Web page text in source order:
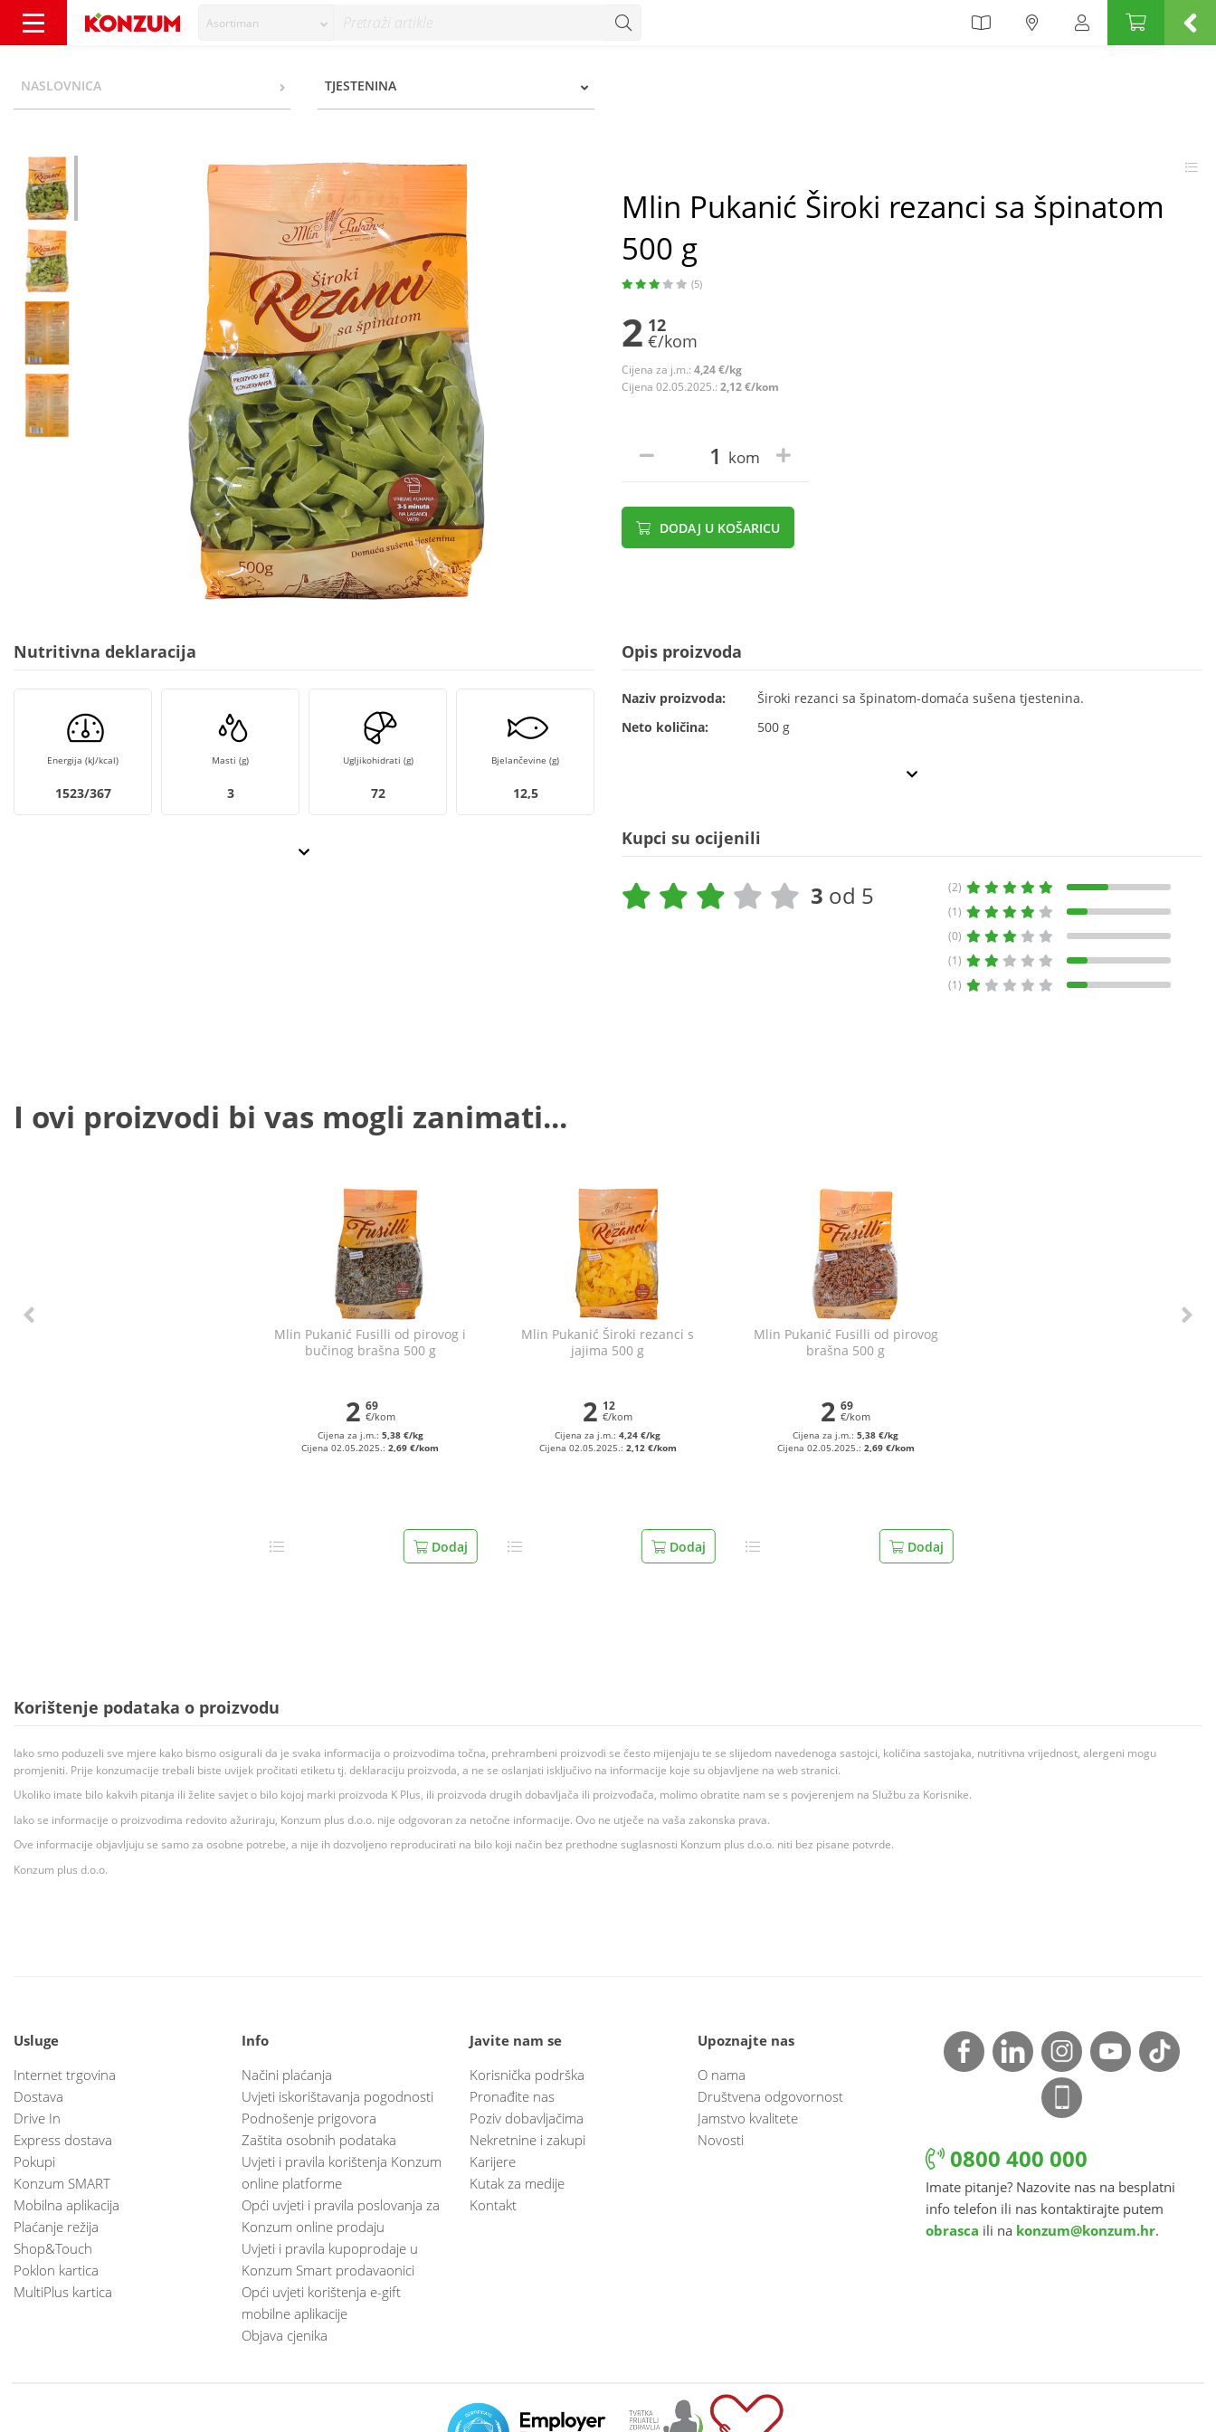
Asortiman
NASLOVNICA TJESTENINA
Mlin Pukanić Široki rezanci sa špinatom
500 g
(5)
2 12
€/kom
Cijena za j.m.: 4,24 €/kg
Cijena 02.05.2025.: 2,12 €/kom
kom
DODAJ U KOŠARICU
Nutritivna deklaracija
Energija (kJ/kcal)
1523/367
Masti (g)
3
Ugljikohidrati (g)
72
Bjelančevine (g)
12,5
Opis proizvoda
Naziv proizvoda:
Široki rezanci sa špinatom-domaća sušena tjestenina.
Neto količina:
500 g
Kupci su ocijenili
3 od 5
(2)
(1)
(0)
(1)
(1)
I ovi proizvodi bi vas mogli zanimati...
Mlin Pukanić Fusilli od pirovog i
bučinog brašna 500 g
2 69
€/kom
Cijena za j.m.: 5,38 €/kg
Cijena 02.05.2025.:2,69 €/kom
Dodaj
Mlin Pukanić Široki rezanci s
jajima 500 g
2 12
€/kom
Cijena za j.m.:4,24 €/kg
Cijena 02.05.2025.: 2,12 €/kom
Dodaj
Mlin Pukanić Fusilli od pirovog
brašna 500 g
2 69
€/kom
Cijena za j.m.:5,38 €/kg
Cijena 02.05.2025.: 2,69 €/kom
Dodaj
Korištenje podataka o proizvodu
Iako smo poduzeli sve mjere kako bismo osigurali da je svaka informacija o proizvodima točna, prehrambeni proizvodi se često mijenjaju te se slijedom navedenoga sastojci, količina sastojaka, nutritivna vrijednost, alergeni mogu
promjeniti. Prije konzumacije trebali biste uvijek pročitati etiketu tj. deklaraciju proizvoda, a ne se oslanjati isključivo na informacije koje su objavljene na web stranici.
Ukoliko imate bilo kakvih pitanja ili želite savjet o bilo kojoj marki proizvoda K Plus, ili proizvoda drugih dobavljača ili proizvođača, molimo obratite nam se s povjerenjem na Službu za Korisnike.
Iako se informacije o proizvodima redovito ažuriraju, Konzum plus d.o.o. nije odgovoran za netočne informacije. Ovo ne utječe na vaša zakonska prava.
Ove informacije objavljuju se samo za osobne potrebe, a nije ih dozvoljeno reproducirati na bilo koji način bez prethodne suglasnosti Konzum plus d.o.o. niti bez pisane potvrde.
Konzum plus d.o.o.
Usluge
Internet trgovina
Dostava
Drive In
Express dostava
Pokupi
Konzum SMART
Mobilna aplikacija
Plaćanje režija
Shop&Touch
Poklon kartica
MultiPlus kartica
Info
Načini plaćanja
Uvjeti iskorištavanja pogodnosti
Podnošenje prigovora
Zaštita osobnih podataka
Uvjeti i pravila korištenja Konzum
online platforme
Opći uvjeti i pravila poslovanja za
Konzum online prodaju
Uvjeti i pravila kupoprodaje u
Konzum Smart prodavaonici
Opći uvjeti korištenja e-gift
mobilne aplikacije
Objava cjenika
Javite nam se
Korisnička podrška
Pronađite nas
Poziv dobavljačima
Nekretnine i zakupi
Karijere
Kutak za medije
Kontakt
Upoznajte nas
O nama
Društvena odgovornost
Jamstvo kvalitete
Novosti
0800 400 000
Imate pitanje? Nazovite nas na besplatni
info telefon ili nas kontaktirajte putem
obrasca ili na konzum@konzum.hr.